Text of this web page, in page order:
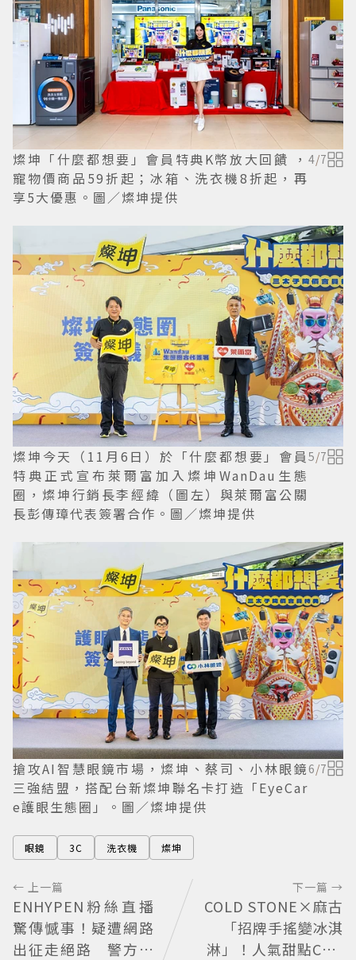
燦坤「什麼都想要」會員特典K幣放大回饋 ，
寵物價商品59折起；冰箱、洗衣機8折起，再
享5大優惠。圖／燦坤提供
4/7
燦坤今天（11月6日）於「什麼都想要」會員
特典正式宣布萊爾富加入燦坤WanDau生態
圈，燦坤行銷長李經緯（圖左）與萊爾富公關
長彭傳璋代表簽署合作。圖／燦坤提供
5/7
搶攻AI智慧眼鏡市場，燦坤、蔡司、小林眼鏡
三強結盟，搭配台新燦坤聯名卡打造「EyeCar
e護眼生態圈」。圖／燦坤提供
6/7
眼鏡 3C 洗衣機 燦坤
← 上一篇
ENHYPEN粉絲直播
驚傳憾事！疑遭網路
出征走絕路 警方到
下一篇 →
COLD STONE×麻古
「招牌手搖變冰淇
淋」！人氣甜點Chiz